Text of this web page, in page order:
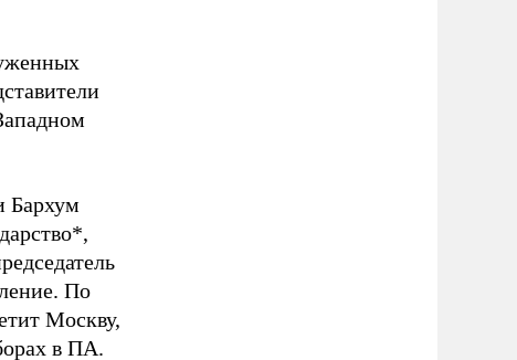
Бархум
По
Москву,
в ПА.